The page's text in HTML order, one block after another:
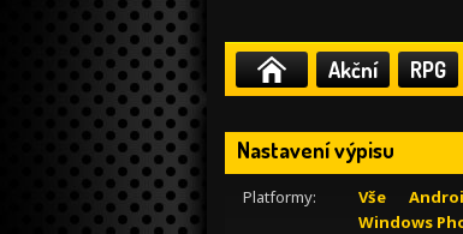
Akční RPG
Nastavení výpisu
Platformy: Vše
Windows